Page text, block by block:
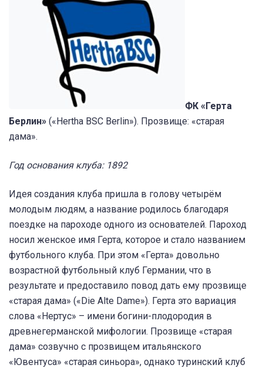
ФК «Герта
Берлин» («Hertha BSC Berlin»). Прозвище: «старая
дама».
Год основания клуба: 1892
Идея создания клуба пришла в голову четырём
молодым людям, а название родилось благодаря
поездке на пароходе одного из основателей. Пароход
носил женское имя Герта, которое и стало названием
футбольного клуба. При этом «Герта» довольно
возрастной футбольный клуб Германии, что в
результате и предоставило повод дать ему прозвище
«старая дама» («Die Alte Dame»). Герта это вариация
слова «Нертус» – имени богини-плодородия в
древнегерманской мифологии. Прозвище «старая
дама» созвучно с прозвищем итальянского
«Ювентуса» «старая синьора», однако туринский клуб